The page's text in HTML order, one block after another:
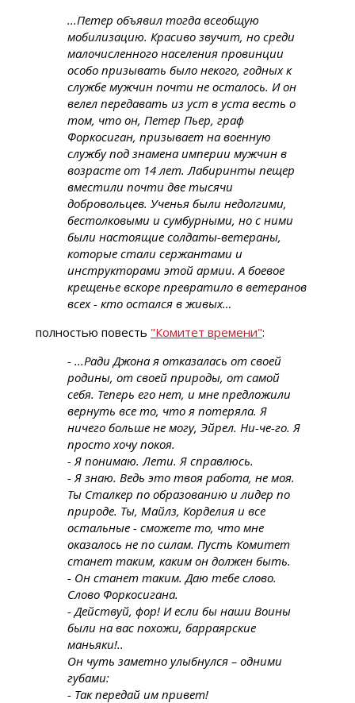
...Петер объявил тогда всеобщую
мобилизацию. Красиво звучит, но среди
малочисленного населения провинции
особо призывать было некого, годных к
службе мужчин почти не осталось. И он
велел передавать из уст в уста весть о
том, что он, Петер Пьер, граф
Форкосиган, призывает на военную
службу под знамена империи мужчин в
возрасте от 14 лет. Лабиринты пещер
вместили почти две тысячи
добровольцев. Ученья были недолгими,
бестолковыми и сумбурными, но с ними
были настоящие солдаты-ветераны,
которые стали сержантами и
инструкторами этой армии. А боевое
крещенье вскоре превратило в ветеранов
всех - кто остался в живых…
полностью повесть "Комитет времени":
- ...Ради Джона я отказалась от своей
родины, от своей природы, от самой
себя. Теперь его нет, и мне предложили
вернуть все то, что я потеряла. Я
ничего больше не могу, Эйрел. Ни-че-го. Я
просто хочу покоя.
- Я понимаю. Лети. Я справлюсь.
- Я знаю. Ведь это твоя работа, не моя.
Ты Сталкер по образованию и лидер по
природе. Ты, Майлз, Корделия и все
остальные - сможете то, что мне
оказалось не по силам. Пусть Комитет
станет таким, каким он должен быть.
- Он станет таким. Даю тебе слово.
Слово Форкосигана.
- Действуй, фор! И если бы наши Воины
были на вас похожи, барраярские
маньяки!..
Он чуть заметно улыбнулся – одними
губами:
- Так передай им привет!